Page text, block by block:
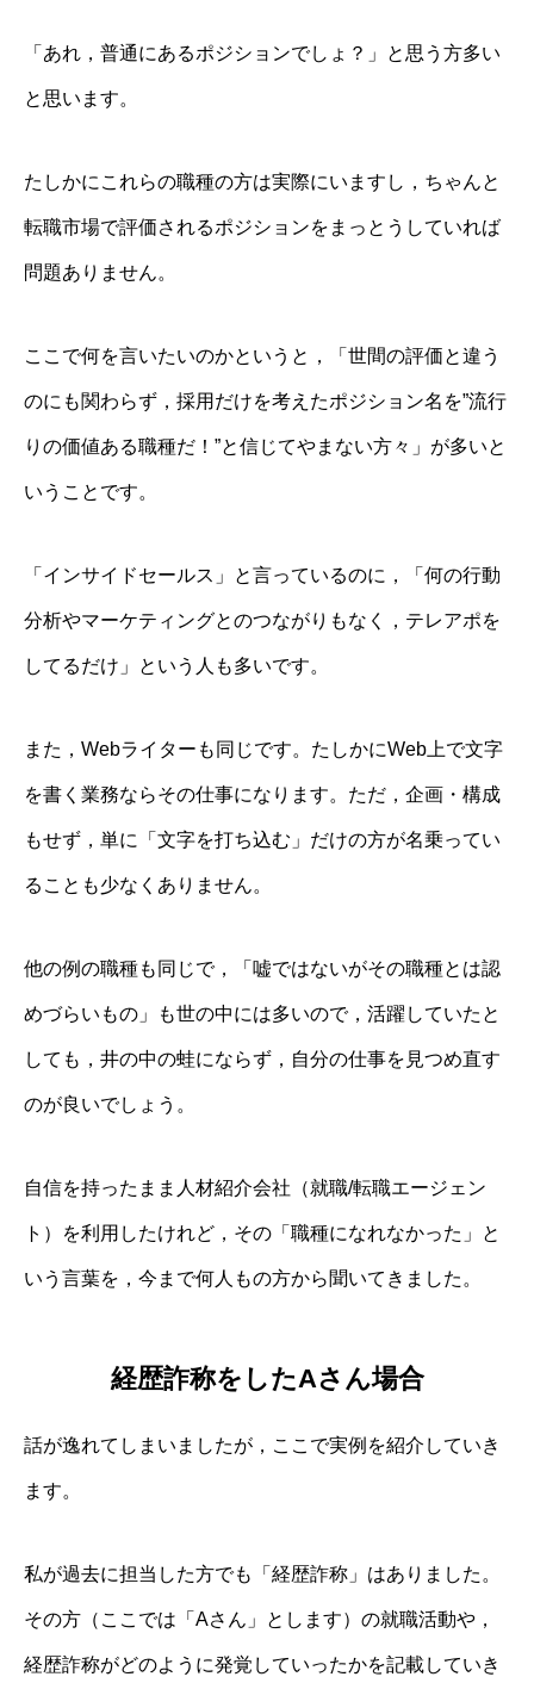
「あれ，普通にあるポジションでしょ？」と思う方多い
と思います。
たしかにこれらの職種の方は実際にいますし，ちゃんと
転職市場で評価されるポジションをまっとうしていれば
問題ありません。
ここで何を言いたいのかというと，「世間の評価と違う
のにも関わらず，採用だけを考えたポジション名を”流行
りの価値ある職種だ！”と信じてやまない方々」が多いと
いうことです。
「インサイドセールス」と言っているのに，「何の行動
分析やマーケティングとのつながりもなく，テレアポを
してるだけ」という人も多いです。
また，Webライターも同じです。たしかにWeb上で文字
を書く業務ならその仕事になります。ただ，企画・構成
もせず，単に「文字を打ち込む」だけの方が名乗ってい
ることも少なくありません。
他の例の職種も同じで，「嘘ではないがその職種とは認
めづらいもの」も世の中には多いので，活躍していたと
しても，井の中の蛙にならず，自分の仕事を見つめ直す
のが良いでしょう。
自信を持ったまま人材紹介会社（就職/転職エージェン
ト）を利用したけれど，その「職種になれなかった」と
いう言葉を，今まで何人もの方から聞いてきました。
経歴詐称をしたAさん場合
話が逸れてしまいましたが，ここで実例を紹介していき
ます。
私が過去に担当した方でも「経歴詐称」はありました。
その方（ここでは「Aさん」とします）の就職活動や，
経歴詐称がどのように発覚していったかを記載していき